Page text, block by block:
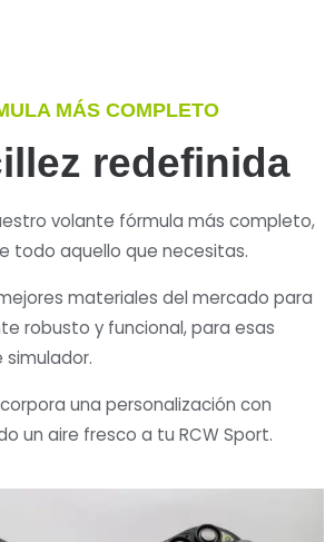
MÁS COMPLETO
redefinida
volante fórmula más completo,
todo aquello que necesitas.
materiales del mercado para
robusto y funcional, para esas
simulador.
una personalización con
un aire fresco a tu RCW Sport.